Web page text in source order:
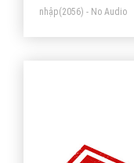
nhập(2056) - No Audio